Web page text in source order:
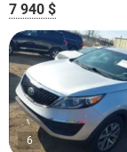
7 940 $
6